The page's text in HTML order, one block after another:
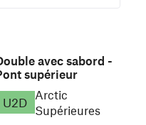
avec sabord -
supérieur
U2D
Arctic
Supérieures